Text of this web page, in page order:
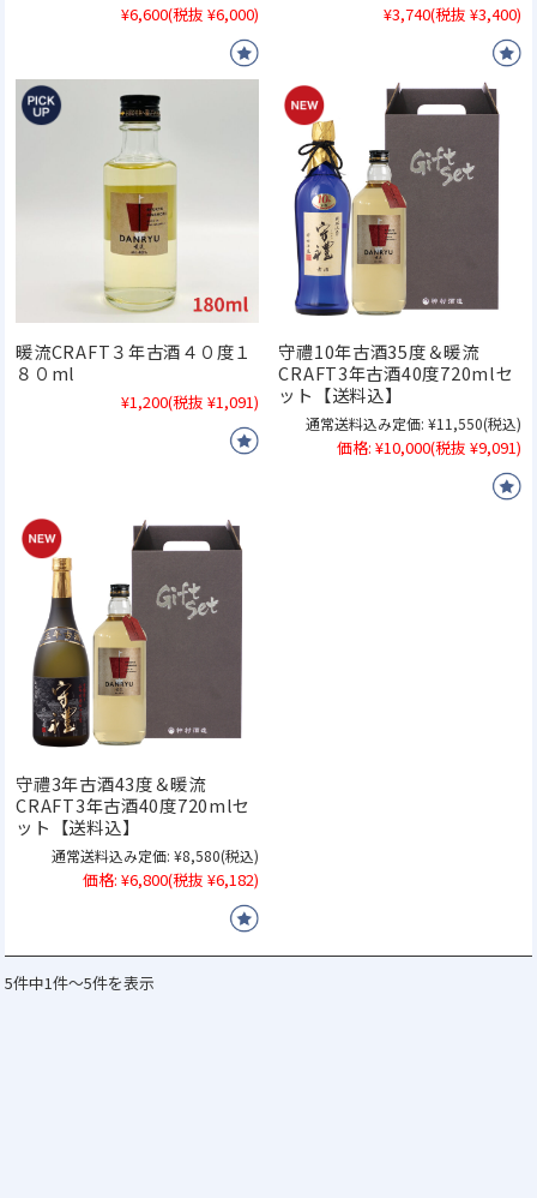
¥6,600(税抜 ¥6,000) ¥3,740(税抜 ¥3,400)
暖流CRAFT３年古酒４０度１
８０ml
¥1,200(税抜 ¥1,091)
守禮10年古酒35度＆暖流
CRAFT3年古酒40度720mlセ
ット【送料込】
通常送料込み定価: ¥11,550(税込)
価格: ¥10,000(税抜 ¥9,091)
守禮3年古酒43度＆暖流
CRAFT3年古酒40度720mlセ
ット【送料込】
通常送料込み定価: ¥8,580(税込)
価格: ¥6,800(税抜 ¥6,182)
5件中1件～5件を表示